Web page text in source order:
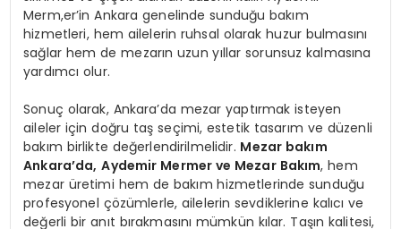
Merm,er’in Ankara genelinde sunduğu bakım
hizmetleri, hem ailelerin ruhsal olarak huzur bulmasını
sağlar hem de mezarın uzun yıllar sorunsuz kalmasına
yardımcı olur.
Sonuç olarak, Ankara’da mezar yaptırmak isteyen
aileler için doğru taş seçimi, estetik tasarım ve düzenli
bakım birlikte değerlendirilmelidir. Mezar bakım
Ankara’da, Aydemir Mermer ve Mezar Bakım, hem
mezar üretimi hem de bakım hizmetlerinde sunduğu
profesyonel çözümlerle, ailelerin sevdiklerine kalıcı ve
değerli bir anıt bırakmasını mümkün kılar. Taşın kalitesi,